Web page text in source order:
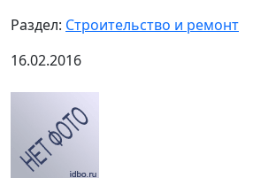
Раздел: Строительство и ремонт
16.02.2016